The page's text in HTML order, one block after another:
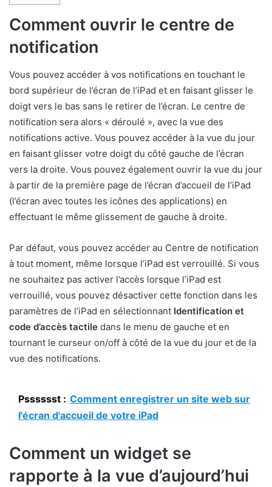
Comment ouvrir le centre de
notification
Vous pouvez accéder à vos notifications en touchant le
bord supérieur de l’écran de l’iPad et en faisant glisser le
doigt vers le bas sans le retirer de l’écran. Le centre de
notification sera alors « déroulé », avec la vue des
notifications active. Vous pouvez accéder à la vue du jour
en faisant glisser votre doigt du côté gauche de l’écran
vers la droite. Vous pouvez également ouvrir la vue du jour
à partir de la première page de l’écran d’accueil de l’iPad
(l’écran avec toutes les icônes des applications) en
effectuant le même glissement de gauche à droite.
Par défaut, vous pouvez accéder au Centre de notification
à tout moment, même lorsque l’iPad est verrouillé. Si vous
ne souhaitez pas activer l’accès lorsque l’iPad est
verrouillé, vous pouvez désactiver cette fonction dans les
paramètres de l’iPad en sélectionnant Identification et
code d’accès tactile dans le menu de gauche et en
tournant le curseur on/off à côté de la vue du jour et de la
vue des notifications.
Psssssst : Comment enregistrer un site web sur
l'écran d'accueil de votre iPad
Comment un widget se
rapporte à la vue d’aujourd’hui